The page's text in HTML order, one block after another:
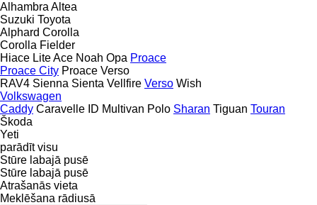
Alhambra Altea
Suzuki Toyota
Alphard Corolla
Corolla Fielder
Hiace Lite Ace Noah Opa Proace
Proace City Proace Verso
RAV4 Sienna Sienta Vellfire Verso Wish
Volkswagen
Caddy Caravelle ID Multivan Polo Sharan Tiguan Touran
Škoda
Yeti
parādīt visu
Stūre labajā pusē
Stūre labajā pusē
Atrašanās vieta
Meklēšana rādiusā